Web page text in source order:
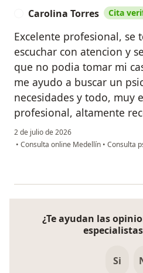
Carolina Torres Cita
Excelente profesional, se
escuchar con atencion y
que no podia tomar mi
me ayudo a buscar un
necesidades y todo, muy
profesional, altamente
2 de julio de 2026
• Consulta online Medellín • Consulta
¿Te ayudan las
Si